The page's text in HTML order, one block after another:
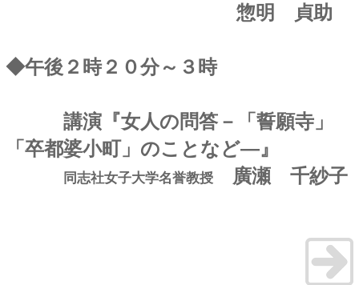
惣明 貞助
◆午後２時２０分～３時
講演『女人の問答－「誓願寺」
「卒都婆小町」のことなど―』
同志社女子大学名誉教授 廣瀬 千紗子